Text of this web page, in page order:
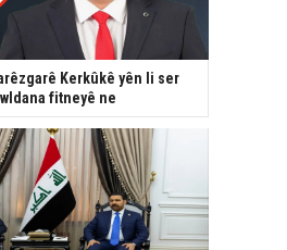
Kerkûkê yên li ser
fitneyê ne